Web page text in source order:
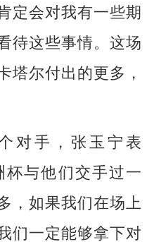
定会对我有一些期
待这些事情。这场
塔尔付出的更多，
手，张玉宁表
杯与他们交手过一
，如果我们在场上
们一定能够拿下对